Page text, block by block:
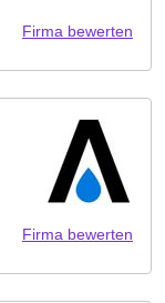
Firma bewerten
Firma bewerten